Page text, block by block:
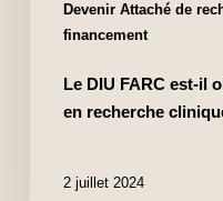
Devenir Attaché de
financement
Le DIU FARC est-il
en recherche
2 juillet 2024